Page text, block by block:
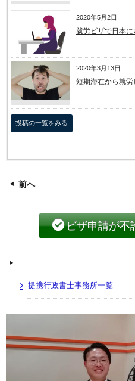
2020年5月2日
就労ビザで日本
2020年3月13日
短期滞在から就労
投稿の一覧をみる
前へ
ビザ申請が不
提携行政書士事務所一覧